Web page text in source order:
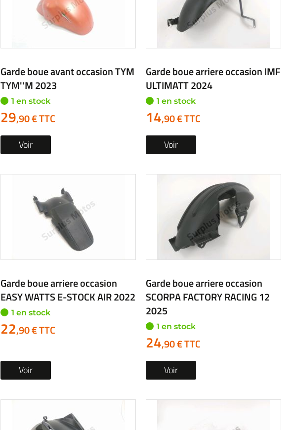
Garde boue avant occasion TYM
TYM''M 2023
1 en stock
29,90 € TTC
Voir
Garde boue arriere occasion IMF
ULTIMATT 2024
1 en stock
14,90 € TTC
Voir
Garde boue arriere occasion
EASY WATTS E-STOCK AIR 2022
1 en stock
22,90 € TTC
Voir
Garde boue arriere occasion
SCORPA FACTORY RACING 12
2025
1 en stock
24,90 € TTC
Voir